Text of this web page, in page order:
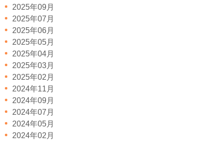
2025年09月
2025年07月
2025年06月
2025年05月
2025年04月
2025年03月
2025年02月
2024年11月
2024年09月
2024年07月
2024年05月
2024年02月